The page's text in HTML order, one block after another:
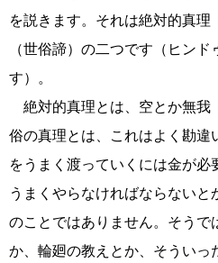
を説きます。それは絶対的真理
（世俗諦）の二つです（ヒン
す）。
絶対的真理とは、空とか無我
俗の真理とは、これはよく勘違
をうまく渡っていくには金が必
うまくやらなければならない
のことではありません。そうで
か、輪廻の教えとか、そういっ